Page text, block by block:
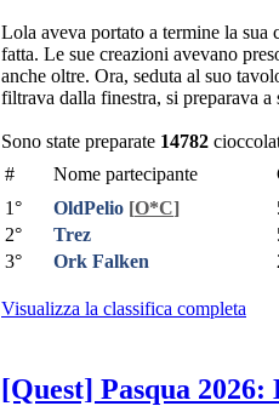
Lola aveva portato a termine la sua
fatta. Le sue creazioni avevano
anche oltre. Ora, seduta al suo
filtrava dalla finestra, si preparava
Sono state preparate 14782
#
Nome partecipante
1°
OldPelio [O*C]
2°
Trez
3°
Ork Falken
Visualizza la classifica completa
[Quest] Pasqua